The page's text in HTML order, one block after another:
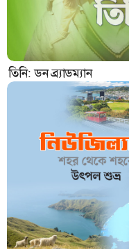
তিনি: ডন ব্র্যাডম্যান